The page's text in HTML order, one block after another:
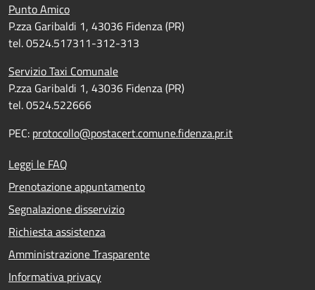
Punto Amico
P.zza Garibaldi 1, 43036 Fidenza (PR)
tel. 0524.517311-312-313
Servizio Taxi Comunale
P.zza Garibaldi 1, 43036 Fidenza (PR)
tel. 0524.522666
PEC: protocollo@postacert.comune.fidenza.pr.it
Leggi le FAQ
Prenotazione appuntamento
Segnalazione disservizio
Richiesta assistenza
Amministrazione Trasparente
Informativa privacy